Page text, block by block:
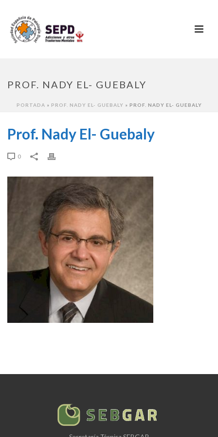
PROF. NADY EL- GUEBALY
PORTADA » PROF. NADY EL- GUEBALY » PROF. NADY EL- GUEBALY
Prof. Nady El- Guebaly
0